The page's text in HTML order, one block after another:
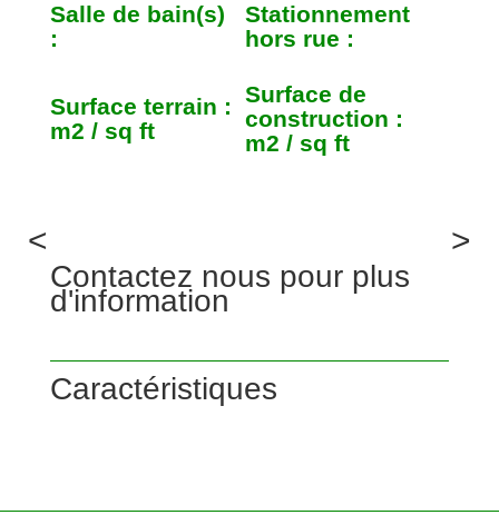
>
<
Salle de bain(s)
:
Stationnement
hors rue :
Surface terrain :
m2 / sq ft
Surface de
construction :
m2 / sq ft
Contactez nous pour plus
d'information
Caractéristiques